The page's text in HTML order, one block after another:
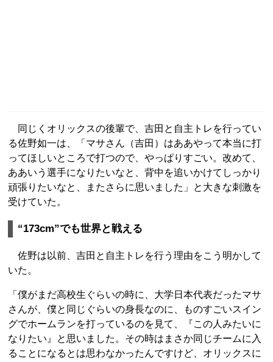
同じくオリックスの後輩で、吉田と自主トレを行ってい
る佐野如一は、「マサさん（吉田）はああやって本当に打
ってほしいところで打つので、やっぱりすごい。改めて、
ああいう選手になりたいなと、背中を追いかけてしっかり
頑張りたいなと、またさらに思いました」と大きな刺激を
受けていた。
“173cm”でも世界と戦える
佐野は以前、吉田と自主トレを行う理由をこう明かして
いた。
「僕がまだ高校生ぐらいの時に、大学日本代表だったマサ
さんが、僕と同じぐらいの身長なのに、ものすごいスイン
グでホームランを打っているのを見て、『この人みたいに
なりたい』と思いました。その時はまさか同じチームに入
ることになるとは思わなかったんですけど、オリックスに